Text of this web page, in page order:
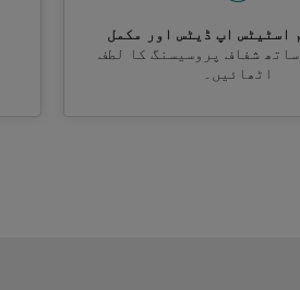
اسٹیٹس اپ ڈیٹس اور مکمل
شفاف پروسیسنگ کا لطف
اٹھائیں۔